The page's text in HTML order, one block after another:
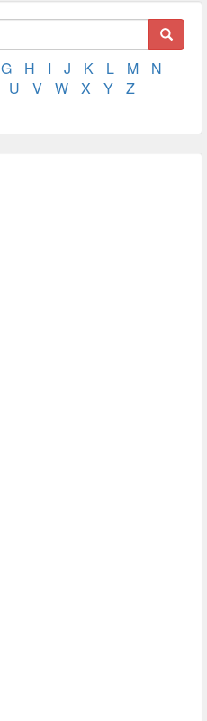
G H I J K L M
N
U V W X Y Z